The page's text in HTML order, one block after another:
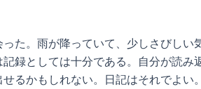
た。雨が降っていて、少しさびしい
録としては十分である。自分が読み
るかもしれない。日記はそれでよい